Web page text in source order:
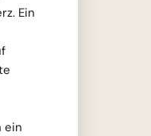
Ein
ein